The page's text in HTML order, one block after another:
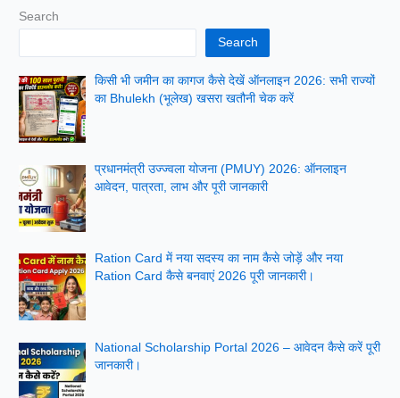
Search
Search
किसी भी जमीन का कागज कैसे देखें ऑनलाइन 2026: सभी राज्यों
का Bhulekh (भूलेख) खसरा खतौनी चेक करें
प्रधानमंत्री उज्ज्वला योजना (PMUY) 2026: ऑनलाइन
आवेदन, पात्रता, लाभ और पूरी जानकारी
Ration Card में नया सदस्य का नाम कैसे जोड़ें और नया
Ration Card कैसे बनवाएं 2026 पूरी जानकारी।
National Scholarship Portal 2026 – आवेदन कैसे करें पूरी
जानकारी।